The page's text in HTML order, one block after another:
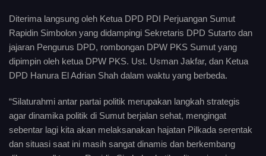
Diterima langsung oleh Ketua DPD PDI Perjuangan Sumut
Rapidin Simbolon yang didampingi Sekretaris DPD Sutarto dan
jajaran Pengurus DPD, rombongan DPW PKS Sumut yang
dipimpin oleh ketua DPW PKS. Ust. Usman Jakfar, dan Ketua
DPD Hanura El Adrian Shah dalam waktu yang berbeda.
“Silaturahmi antar partai politik merupakan langkah strategis
agar dinamika politik di Sumut berjalan sehat, mengingat
sebentar lagi kita akan melaksanakan hajatan Pilkada serentak
dan situasi saat ini masih sangat dinamis dan berkembang